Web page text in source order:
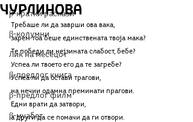
β-кратки раскази
β-колумни
Лик на месецот
β-предлог книга
β-предлог филм
β-муабет
Чурлинова
Требаше ли да заврши ова вака,
зарем тоа беше единствената твоја мака?
Те победи ли нејзината слабост, бебе?
Успеа ли твоето его да те загребе?
Успеа ли да остави трагови,
на нечии одамна преминати прагови.
Едни врати да затвори,
а други да се помачи да ги отвори.